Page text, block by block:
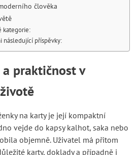
člověka
kategorie:
následující příspěvky:
praktičnost v
na karty je její kompaktní
vejde do kapsy kalhot, saka nebo
objemně. Uživatel má přitom
karty, doklady a případně i